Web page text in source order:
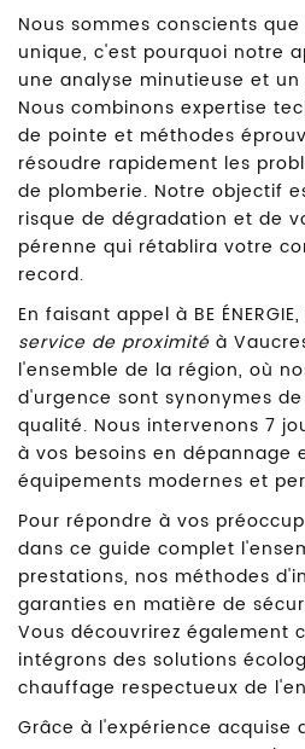
Nous sommes conscients
unique, c'est pourquoi notre
une analyse minutieuse et
Nous combinons expertise
de pointe et méthodes
résoudre rapidement les
de plomberie. Notre objectif
risque de dégradation et de
pérenne qui rétablira votre
record.
En faisant appel à BE
service de proximité à
l'ensemble de la région, où
d'urgence sont synonymes
qualité. Nous intervenons 7
à vos besoins en dépannage
équipements modernes et
Pour répondre à vos
dans ce guide complet
prestations, nos méthodes
garanties en matière de
Vous découvrirez également
intégrons des solutions
chauffage respectueux de
Grâce à l'expérience acquise